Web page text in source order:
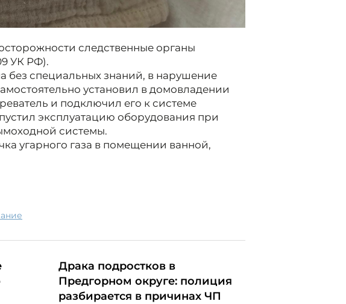
следственные органы
УК РФ).
без специальных знаний, в нарушение
установил в домовладении
и подключил его к системе
эксплуатацию оборудования при
системы.
угарного газа в помещении ванной,
Драка подростков в
Предгорном округе: полиция
разбирается в причинах ЧП